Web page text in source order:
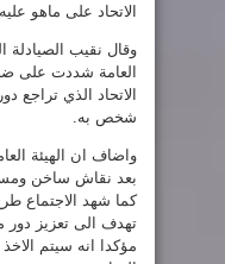
الاتحاد على ماهو
وقال نقيب الصيادلة
العامة شددت على
الاتحاد الذي تراجع
شخص به.
واضاف ان الهيئة
بعد نقاش ساخن
كما شهد الاجتماع
تهدف الى تعزيز دور
مؤكدا انه سيتم الاخذ